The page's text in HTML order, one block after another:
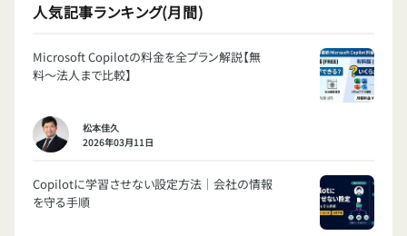
人気記事ランキング(月間)
Microsoft Copilotの料金を全プラン解説【無
料〜法人まで比較】
松本佳久
2026年03月11日
Copilotに学習させない設定方法｜会社の情報
を守る手順